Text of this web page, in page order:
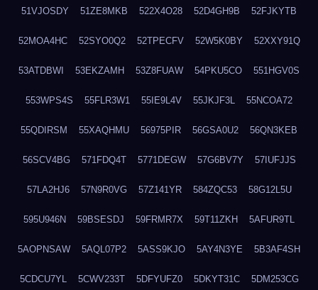
51VJOSDY 51ZE8MKB 522X4O28 52D4GH9B 52FJKYTB
52MOA4HC 52SYO0Q2 52TPECFV 52W5K0BY 52XXY91Q
53ATDBWI 53EKZAMH 53Z8FUAW 54PKU5CO 551HGV0S
553WPS4S 55FLR3W1 55IE9L4V 55JKJF3L 55NCOA72
55QDIRSM 55XAQHMU 56975PIR 56GSA0U2 56QN3KEB
56SCV4BG 571FDQ4T 5771DEGW 57G6BV7Y 57IUFJJS
57LA2HJ6 57N9R0VG 57Z141YR 584ZQC53 58G12L5U
595U946N 59BSESDJ 59FRMR7X 59T11ZKH 5AFUR9TL
5AOPNSAW 5AQL07P2 5ASS9KJO 5AY4N3YE 5B3AF4SH
5CDCU7YL 5CWV233T 5DFYUFZ0 5DKYT31C 5DM253CG